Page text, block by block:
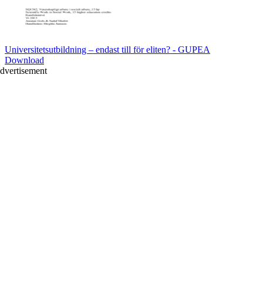
Universitetsutbildning – endast till för eliten? - GUPEA
Download